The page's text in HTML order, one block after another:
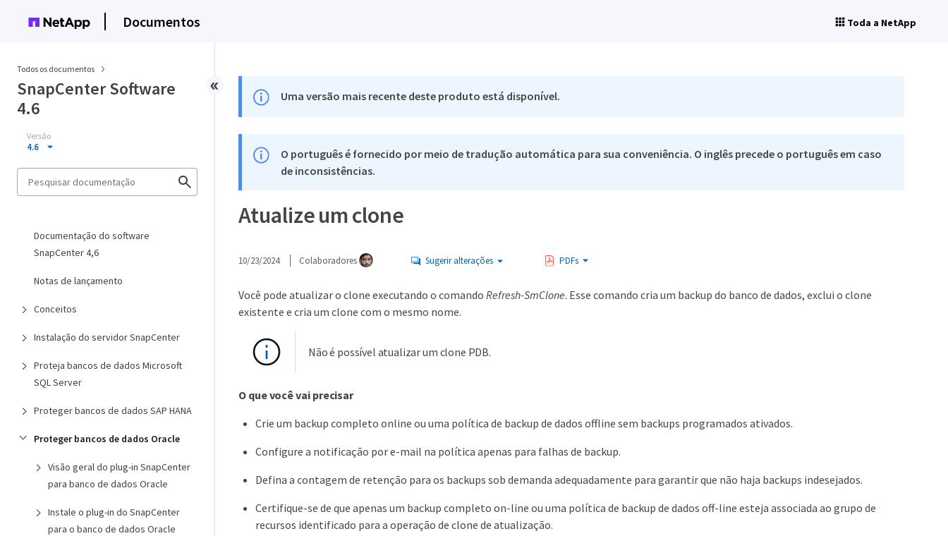
Documentos Toda a NetApp
Todos os documentos
SnapCenter Software
4.6
Versão
4.6
Documentação do software
SnapCenter 4,6
Notas de lançamento
Conceitos
Instalação do servidor SnapCenter
Proteja bancos de dados Microsoft
SQL Server
Proteger bancos de dados SAP HANA
Proteger bancos de dados Oracle
Visão geral do plug-in SnapCenter
para banco de dados Oracle
Instale o plug-in do SnapCenter
para o banco de dados Oracle
Uma versão mais recente deste produto está disponível.
O português é fornecido por meio de tradução automática para sua conveniência. O inglês precede o português em caso
de inconsistências.
Atualize um clone
10/23/2024 Colaboradores Sugerir alterações PDFs
Você pode atualizar o clone executando o comando Refresh-SmClone. Esse comando cria um backup do banco de dados, exclui o clone
existente e cria um clone com o mesmo nome.
Não é possível atualizar um clone PDB.
O que você vai precisar
Crie um backup completo online ou uma política de backup de dados offline sem backups programados ativados.
Configure a notificação por e-mail na política apenas para falhas de backup.
Defina a contagem de retenção para os backups sob demanda adequadamente para garantir que não haja backups indesejados.
Certifique-se de que apenas um backup completo on-line ou uma política de backup de dados off-line esteja associada ao grupo de
recursos identificado para a operação de clone de atualização.